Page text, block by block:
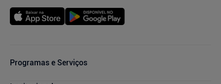
Programas e Serviços